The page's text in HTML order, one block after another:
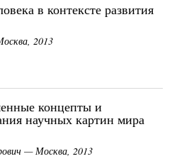
в контексте развития
2013
концепты и
научных картин мира
— Москва, 2013